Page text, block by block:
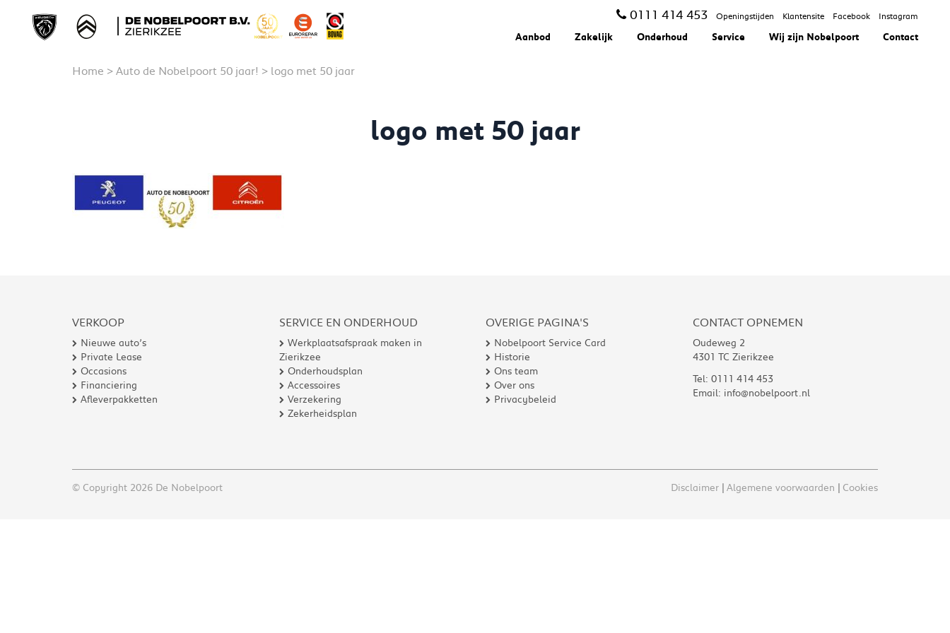
0111 414 453 Openingstijden Klantensite Facebook Instagram
Aanbod Zakelijk Onderhoud Service Wij zijn Nobelpoort Contact
Home > Auto de Nobelpoort 50 jaar! > logo met 50 jaar
logo met 50 jaar
VERKOOP
Nieuwe auto’s
Private Lease
Occasions
Financiering
Afleverpakketten
SERVICE EN ONDERHOUD
Werkplaatsafspraak maken in
Zierikzee
Onderhoudsplan
Accessoires
Verzekering
Zekerheidsplan
OVERIGE PAGINA'S
Nobelpoort Service Card
Historie
Ons team
Over ons
Privacybeleid
CONTACT OPNEMEN
Oudeweg 2
4301 TC Zierikzee
Tel: 0111 414 453
Email: info@nobelpoort.nl
© Copyright 2026 De Nobelpoort Disclaimer Algemene voorwaarden Cookies